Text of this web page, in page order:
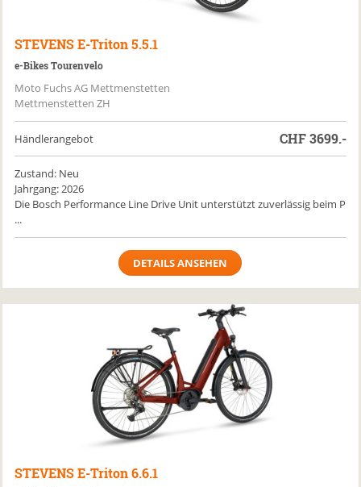
STEVENS E-Triton 5.5.1
e-Bikes Tourenvelo
Moto Fuchs AG Mettmenstetten
Mettmenstetten ZH
Händlerangebot CHF3699.-
Zustand: Neu
Jahrgang: 2026
Die Bosch Performance Line Drive Unit unterstützt zuverlässig beim P
...
DETAILS ANSEHEN
STEVENS E-Triton 6.6.1